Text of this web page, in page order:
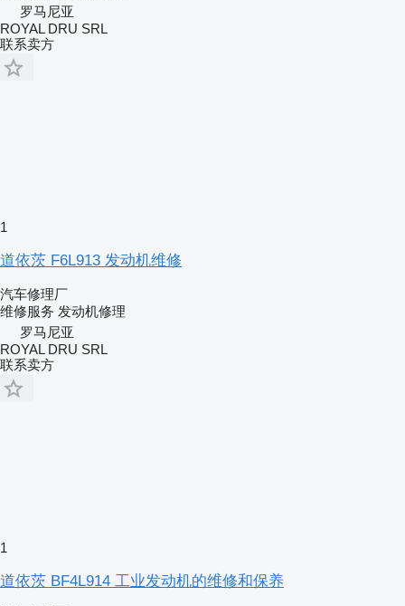
罗马尼亚
ROYAL DRU SRL
联系卖方
1
道依茨 F6L913 发动机维修
汽车修理厂
维修服务 发动机修理
罗马尼亚
ROYAL DRU SRL
联系卖方
1
道依茨 BF4L914 工业发动机的维修和保养